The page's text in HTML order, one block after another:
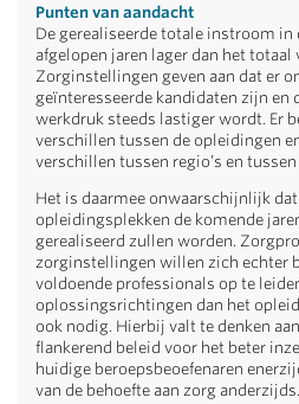
Punten van aandacht
De gerealiseerde totale instroom in
afgelopen jaren lager dan het
Zorginstellingen geven aan dat er
geïnteresseerde kandidaten zijn en
werkdruk steeds lastiger wordt. Er
verschillen tussen de opleidingen
verschillen tussen regio’s en
Het is daarmee onwaarschijnlijk
opleidingsplekken de komende
gerealiseerd zullen worden.
zorginstellingen willen zich echter
voldoende professionals op te
oplossingsrichtingen dan het
ook nodig. Hierbij valt te denken
flankerend beleid voor het beter
huidige beroepsbeoefenaren
van de behoefte aan zorg anderzijds.